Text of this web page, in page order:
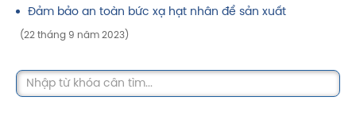
Đảm bảo an toàn bức xạ hạt nhân để sản xuất
(22 tháng 9 năm 2023)